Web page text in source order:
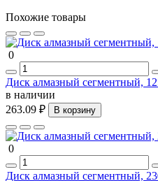
Похожие товары
0
Диск алмазный сегментный,
в наличии
263.09 ₽
В корзину
0
Диск алмазный сегментный,